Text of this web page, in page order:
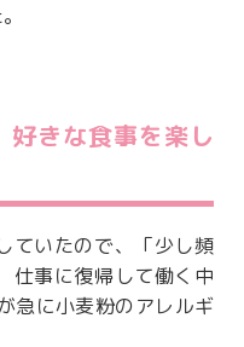
きな食事を楽し
ていたので、「少し頻
仕事に復帰して働く中
急に小麦粉のアレルギ